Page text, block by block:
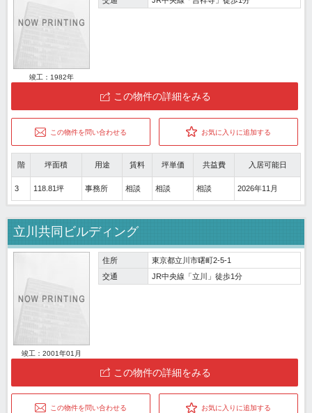
竣工：1982年
この物件の詳細をみる
この物件を問い合わせる お気に入りに追加する
階 坪面積 用途 賃料 坪単価 共益費 入居可能日
3 118.81坪 事務所 相談 相談 相談 2026年11月
立川共同ビルディング
竣工：2001年01月
住所
東京都立川市曙町2-5-1
交通
JR中央線「立川」徒歩1分
この物件の詳細をみる
この物件を問い合わせる お気に入りに追加する